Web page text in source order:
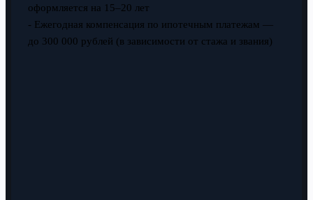
оформляется на 15–20 лет
- Ежегодная компенсация по ипотечным платежам —
до 300 000 рублей (в зависимости от стажа и звания)